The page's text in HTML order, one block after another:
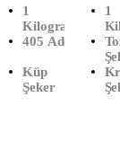
Şeker
(1000
Gram)
1
Kilogram
405 Adet
Küp
Şeker
Toz
KG)
1